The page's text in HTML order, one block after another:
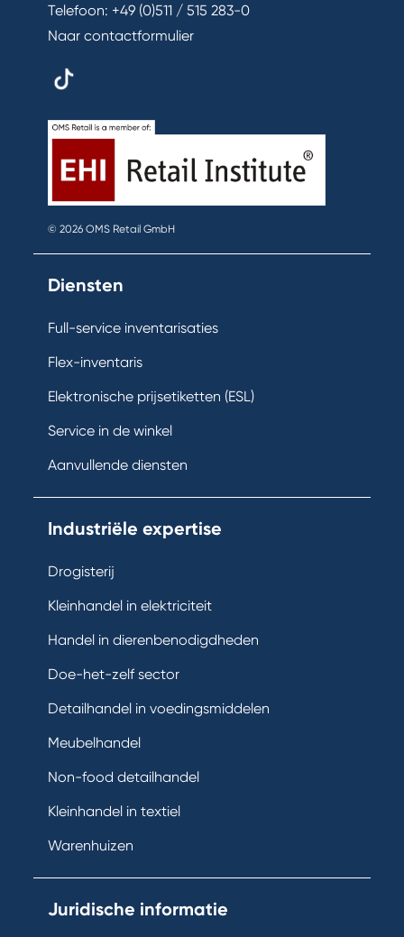
Telefoon: +49 (0)511 / 515 283-0
Naar contactformulier
© 2026 OMS Retail GmbH
Diensten
Full-service inventarisaties
Flex-inventaris
Elektronische prijsetiketten (ESL)
Service in de winkel
Aanvullende diensten
Industriële expertise
Drogisterij
Kleinhandel in elektriciteit
Handel in dierenbenodigdheden
Doe-het-zelf sector
Detailhandel in voedingsmiddelen
Meubelhandel
Non-food detailhandel
Kleinhandel in textiel
Warenhuizen
Juridische informatie